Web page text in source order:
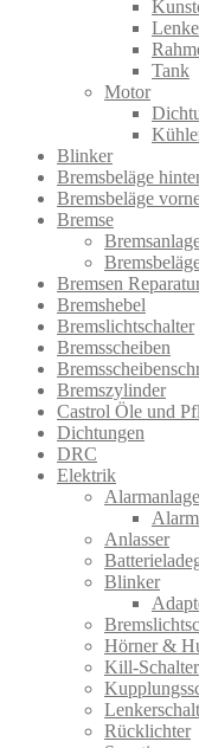
Tank
Motor
Blinker
Bremsbeläge
Bremsbeläge
Bremse
Bremsen
Bremshebel
Bremslichtsch​alter
Bremsscheiben
Bremszylinder
Castrol Öle und
Dichtungen
DRC
Elektrik
Anlasser
Blinker
Hörner &
Kill-Schalter
Rücklichter